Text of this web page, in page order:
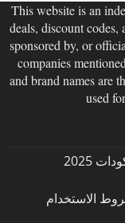
This website is an
deals, discount
sponsored by, or
companies
and brand names are
used
2025
الاستخدام